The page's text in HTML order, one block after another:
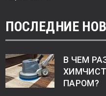
ПОСЛЕДНИЕ
В ЧЕМ
ПАРОМ?